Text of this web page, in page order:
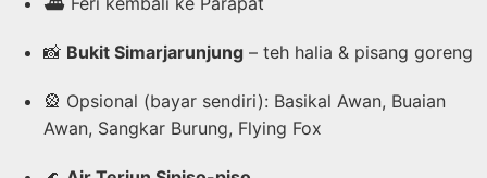
📸 Bukit Simarjarunjung – teh halia & pisang goreng
🎡 Opsional (bayar sendiri): Basikal Awan, Buaian
Awan, Sangkar Burung, Flying Fox